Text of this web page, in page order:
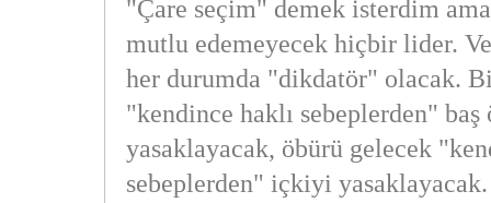
"Çare seçim" demek isterdim
mutlu edemeyecek hiçbir lider.
her durumda "dikdatör" olacak.
"kendince haklı sebeplerden" baş
yasaklayacak, öbürü gelecek
sebeplerden" içkiyi